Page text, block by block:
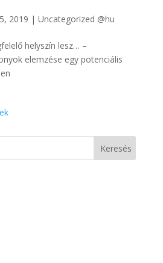
2019 | Uncategorized @hu
helyszín lesz… –
elemzése egy potenciális